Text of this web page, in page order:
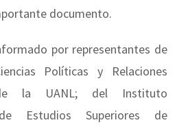
documento.
por representantes de
Políticas y Relaciones
de la UANL; del Instituto
Estudios Superiores de